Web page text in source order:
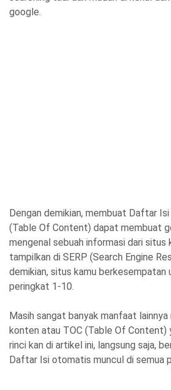
google.
Dengan demikian, membuat Daftar
(Table Of Content) dapat membuat
mengenal sebuah informasi dari situs
tampilkan di SERP (Search Engine
demikian, situs kamu berkesempatan
peringkat 1-10.
Masih sangat banyak manfaat
konten atau TOC (Table Of Content)
rinci kan di artikel ini, langsung saja,
Daftar Isi otomatis muncul di semua